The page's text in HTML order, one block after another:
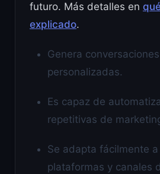
futuro. Más detalles en
explicado.
Genera
personalizadas.
Es capaz de
repetitivas de
Se adapta fácilmente
plataformas y canales